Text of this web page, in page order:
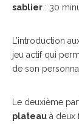
sablier : 30
L’introduction
jeu actif qui
de son
Le deuxième
plateau à deux